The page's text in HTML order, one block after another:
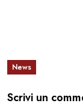
News
Scrivi un